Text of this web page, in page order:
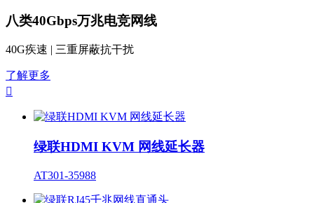
八类40Gbps万兆电竞网线
40G疾速 | 三重屏蔽抗干扰
了解更多

绿联HDMI KVM 网线延长器
AT301-35988